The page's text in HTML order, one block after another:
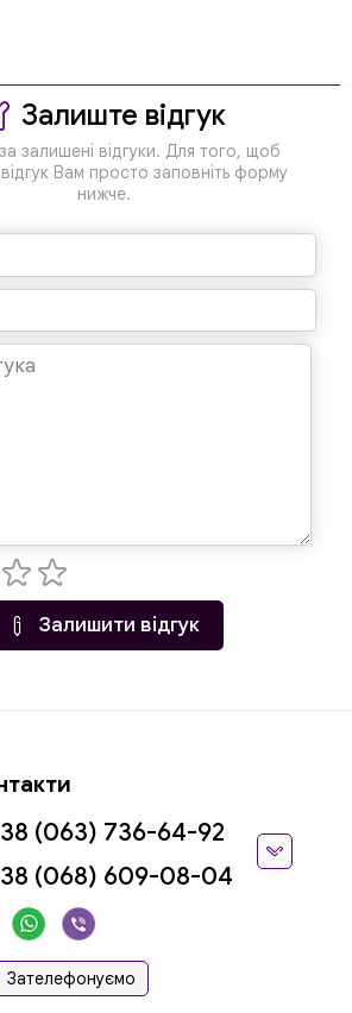
Залиште відгук
залишені відгуки. Для того, щоб
Вам просто заповніть форму
нижче.
Залишити відгук
(063) 736-64-92
(068) 609-08-04
Зателефонуємо